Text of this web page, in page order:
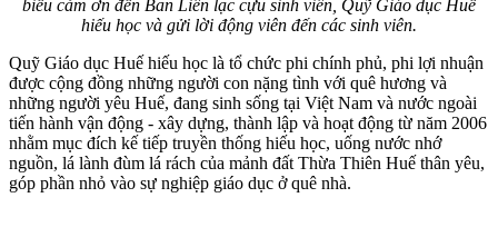
biểu cảm ơn đến Ban Liên lạc cựu sinh viên, Quỹ Giáo dục Huế
hiếu học và gửi lời động viên đến các sinh viên.
Quỹ Giáo dục Huế hiếu học là tổ chức phi chính phủ, phi lợi nhuận
được cộng đồng những người con nặng tình với quê hương và
những người yêu Huế, đang sinh sống tại Việt Nam và nước ngoài
tiến hành vận động - xây dựng, thành lập và hoạt động từ năm 2006
nhằm mục đích kế tiếp truyền thống hiếu học, uống nước nhớ
nguồn, lá lành đùm lá rách của mảnh đất Thừa Thiên Huế thân yêu,
góp phần nhỏ vào sự nghiệp giáo dục ở quê nhà.